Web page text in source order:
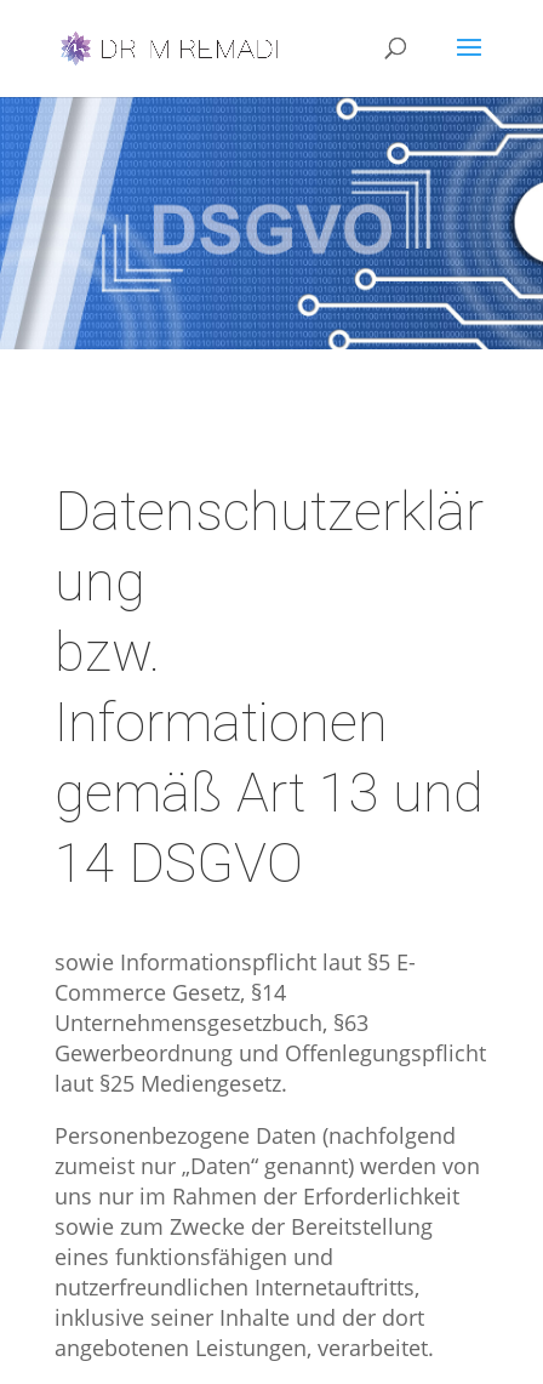
Datenschutzerklär
ung
bzw.
Informationen
gemäß Art 13 und
14 DSGVO
sowie Informationspflicht laut §5 E-
Commerce Gesetz, §14
Unternehmensgesetzbuch, §63
Gewerbeordnung und Offenlegungspflicht
laut §25 Mediengesetz.
Personenbezogene Daten (nachfolgend
zumeist nur „Daten“ genannt) werden von
uns nur im Rahmen der Erforderlichkeit
sowie zum Zwecke der Bereitstellung
eines funktionsfähigen und
nutzerfreundlichen Internetauftritts,
inklusive seiner Inhalte und der dort
angebotenen Leistungen, verarbeitet.